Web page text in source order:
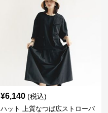
¥6,140 (税込)
ハット 上質なつば広ストローバ